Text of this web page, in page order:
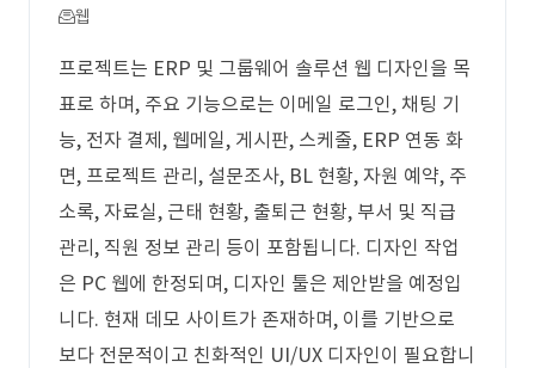
웹
프로젝트는 ERP 및 그룹웨어 솔루션 웹 디자인을 목
표로 하며, 주요 기능으로는 이메일 로그인, 채팅 기
능, 전자 결제, 웹메일, 게시판, 스케줄, ERP 연동 화
면, 프로젝트 관리, 설문조사, BL 현황, 자원 예약, 주
소록, 자료실, 근태 현황, 출퇴근 현황, 부서 및 직급
관리, 직원 정보 관리 등이 포함됩니다. 디자인 작업
은 PC 웹에 한정되며, 디자인 툴은 제안받을 예정입
니다. 현재 데모 사이트가 존재하며, 이를 기반으로
보다 전문적이고 친화적인 UI/UX 디자인이 필요합니